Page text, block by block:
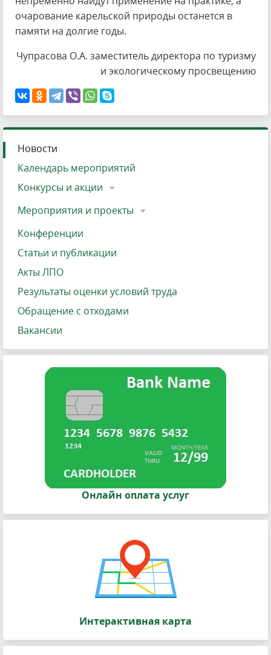
очарование карельской природы останется в
памяти на долгие годы.
Чупрасова О.А. заместитель директора по туризму
и экологическому просвещению
Новости
Календарь мероприятий
Конкурсы и акции
Мероприятия и проекты
Конференции
Статьи и публикации
Акты ЛПО
Результаты оценки условий труда
Обращение с отходами
Вакансии
Онлайн оплата услуг
Интерактивная карта